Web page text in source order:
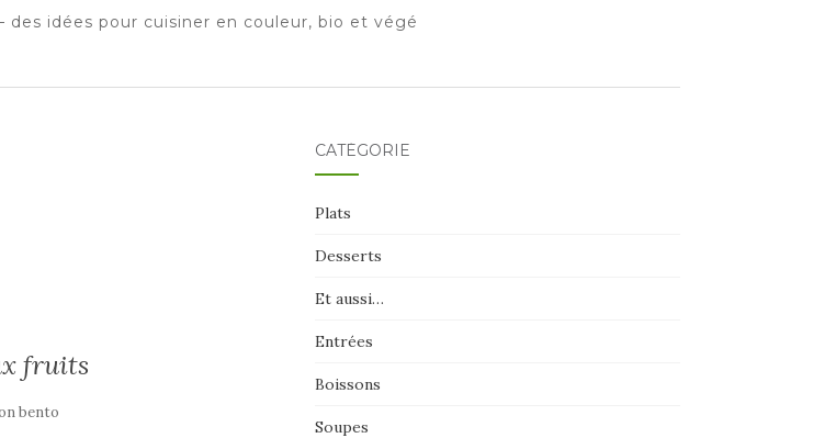
des idées pour cuisiner en couleur, bio et végé
fruits
bento
CATÉGORIE
Plats
Desserts
Et aussi…
Entrées
Boissons
Soupes